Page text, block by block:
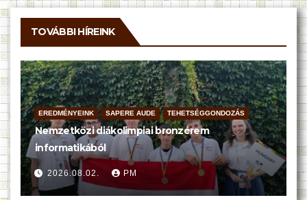
TOVÁBBI HÍREINK
EREDMÉNYEINK SAPERE AUDE TEHETSÉGGONDOZÁS
Nemzetközi diákolimpiai bronzérem
informatikából
2026.08.02. PM